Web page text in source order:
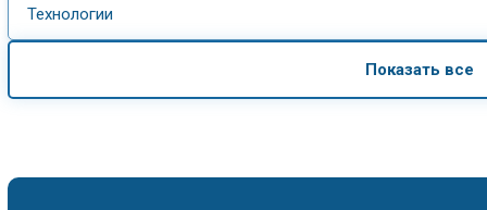
Технологии
Показать все